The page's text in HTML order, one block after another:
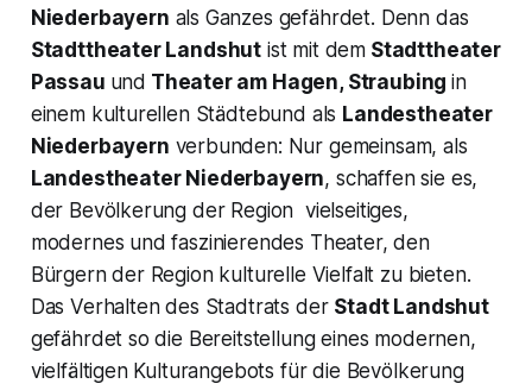
Niederbayern als Ganzes gefährdet. Denn das
Stadttheater Landshut ist mit dem Stadttheater
Passau und Theater am Hagen, Straubingin
einem kulturellen Städtebund als Landestheater
Niederbayern verbunden: Nur gemeinsam, als
Landestheater Niederbayern, schaffen sie es,
der Bevölkerung der Region vielseitiges,
modernes und faszinierendes Theater, den
Bürgern der Region kulturelle Vielfalt zu bieten.
Das Verhalten des Stadtrats der Stadt Landshut
gefährdet so die Bereitstellung eines modernen,
vielfältigen Kulturangebots für die Bevölkerung